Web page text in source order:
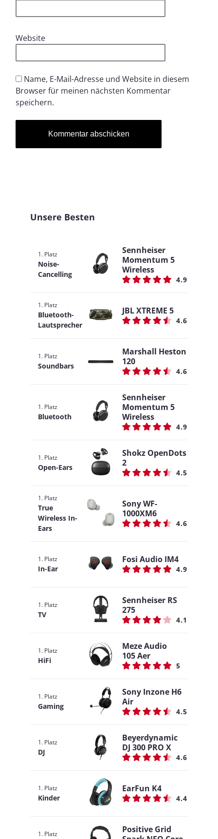
Website
Name, E-Mail-Adresse und Website in diesem
Browser für meinen nächsten Kommentar
speichern.
Unsere Besten
1. Platz
Noise-
Cancelling
Sennheiser
Momentum 5
Wireless
4.9
1. Platz
Bluetooth-
Lautsprecher
JBL XTREME 5
4.6
1. Platz
Soundbars
Marshall Heston
120
4.6
1. Platz
Bluetooth
Sennheiser
Momentum 5
Wireless
4.9
1. Platz
Open-Ears
Shokz OpenDots
2
4.5
1. Platz
True
Wireless In-
Ears
Sony WF-
1000XM6
4.6
1. Platz
In-Ear
Fosi Audio IM4
4.9
1. Platz
TV
Sennheiser RS
275
4.1
1. Platz
HiFi
Meze Audio
105 Aer
5
1. Platz
Gaming
Sony Inzone H6
Air
4.5
1. Platz
DJ
Beyerdynamic
DJ 300 PRO X
4.6
1. Platz
Kinder
EarFun K4
4.4
1. Platz
Positive Grid